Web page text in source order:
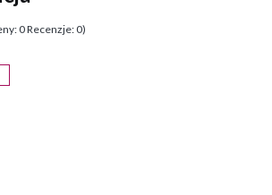
0 Recenzje: 0)